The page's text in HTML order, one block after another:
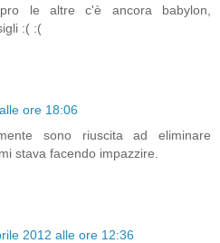
le altre c'è ancora babylon,
:( :(
ore 18:06
sono riuscita ad eliminare
stava facendo impazzire.
2012 alle ore 12:36